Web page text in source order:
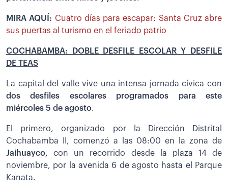
MIRA AQUÍ: Cuatro días para escapar: Santa Cruz abre
sus puertas al turismo en el feriado patrio
COCHABAMBA: DOBLE DESFILE ESCOLAR Y DESFILE
DE TEAS
La capital del valle vive una intensa jornada cívica con
dos desfiles escolares programados para este
miércoles 5 de agosto.
El primero, organizado por la Dirección Distrital
Cochabamba II, comenzó a las 08:00 en la zona de
Jaihuayco, con un recorrido desde la plaza 14 de
noviembre, por la avenida 6 de agosto hasta el Parque
Kanata.